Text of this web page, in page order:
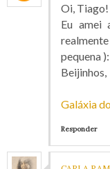
Oi, Tiago!
Eu amei
realmente
pequena ):
Beijinhos,
Galáxia
Responder